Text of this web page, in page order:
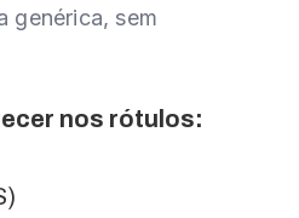
genérica, sem
nos rótulos: